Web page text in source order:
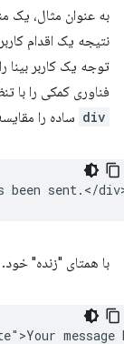
به عنوان مثال، یک
نتیجه یک اقدام
توجه یک کاربر بینا
فناوری کمکی را با
div ساده را
با همتای "زنده" خود.